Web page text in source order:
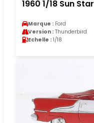
1960 1/18 Sun Star
Marque : Ford
Version : Thunderbird
Echelle : 1/18